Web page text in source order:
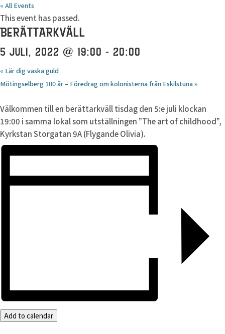
« All Events
This event has passed.
BERÄTTARKVÄLL
5 JULI, 2022 @ 19:00 - 20:00
« Lär dig vaska guld
Mötingselberg 100 år – Föredrag om kolonisterna från Eskilstuna»
Välkommen till en berättarkväll tisdag den 5:e juli klockan
19:00 i samma lokal som utställningen ”The art of childhood”,
Kyrkstan Storgatan 9A (Flygande Olivia).
Add to calendar